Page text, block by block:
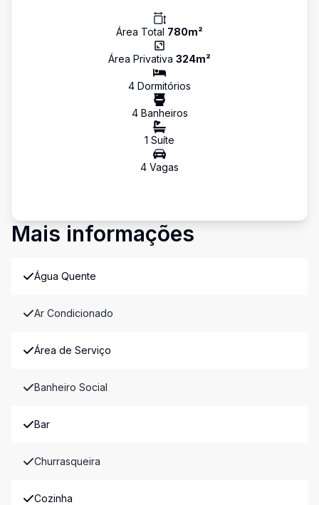
Área Total 780m²
Área Privativa 324m²
4 Dormitórios
4Banheiros
1 Suíte
4 Vagas
Mais informações
Água Quente
Ar Condicionado
Área de Serviço
Banheiro Social
Bar
Churrasqueira
Cozinha